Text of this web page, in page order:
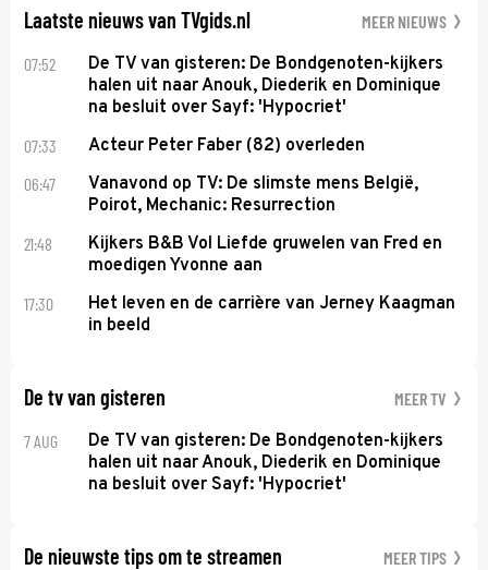
Laatste nieuws van TVgids.nl MEER NIEUWS
07:52
De TV van gisteren: De Bondgenoten-kijkers
halen uit naar Anouk, Diederik en Dominique
na besluit over Sayf: 'Hypocriet'
07:33 Acteur Peter Faber (82) overleden
06:47
Vanavond op TV: De slimste mens België,
Poirot, Mechanic: Resurrection
21:48
Kijkers B&B Vol Liefde gruwelen van Fred en
moedigen Yvonne aan
17:30
Het leven en de carrière van Jerney Kaagman
in beeld
De tv van gisteren MEER TV
7 AUG
De TV van gisteren: De Bondgenoten-kijkers
halen uit naar Anouk, Diederik en Dominique
na besluit over Sayf: 'Hypocriet'
De nieuwste tips om te streamen MEER TIPS